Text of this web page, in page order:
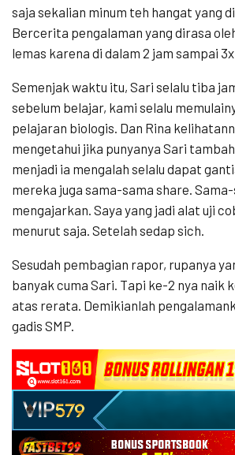
saja sekalian minum teh hangat yang
Bercerita pengalaman yang dirasa
lemas karena di dalam 2 jam sampai
Semenjak waktu itu, Sari selalu tiba
sebelum belajar, kami selalu
pelajaran biologis. Dan Rina
mengetahui jika punyanya Sari
menjadi ia mengalah selalu dapat
mereka juga sama-sama share.
mengajarkan. Saya yang jadi alat uji
menurut saja. Setelah sedap sich.
Sesudah pembagian rapor, rupanya
banyak cuma Sari. Tapi ke-2 nya naik
atas rerata. Demikianlah
gadis SMP.